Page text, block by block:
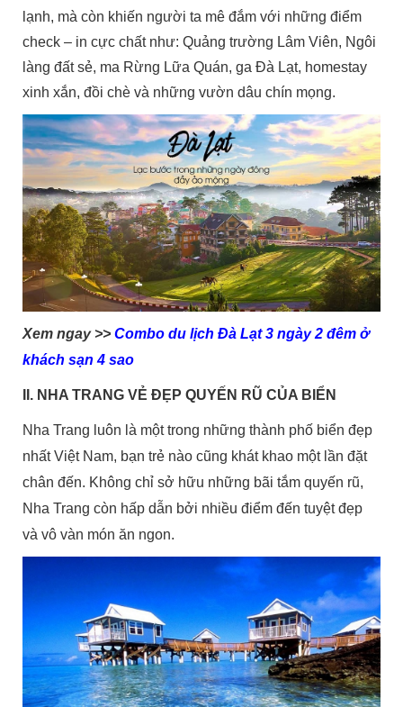
lạnh, mà còn khiến người ta mê đắm với những điểm
check – in cực chất như: Quảng trường Lâm Viên, Ngôi
làng đất sẻ, ma Rừng Lữa Quán, ga Đà Lạt, homestay
xinh xắn, đồi chè và những vườn dâu chín mọng.
Xem ngay >>Combo du lịch Đà Lạt 3 ngày 2 đêm ở
khách sạn 4 sao
II. NHA TRANG VẺ ĐẸP QUYẾN RŨ CỦA BIỂN
Nha Trang luôn là một trong những thành phố biển đẹp
nhất Việt Nam, bạn trẻ nào cũng khát khao một lần đặt
chân đến. Không chỉ sở hữu những bãi tắm quyến rũ,
Nha Trang còn hấp dẫn bởi nhiều điểm đến tuyệt đẹp
và vô vàn món ăn ngon.